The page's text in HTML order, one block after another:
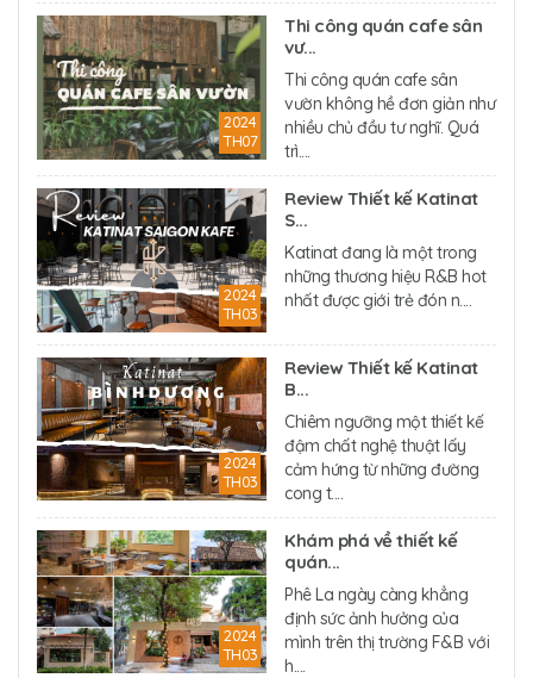
2024
TH07
Thi công quán cafe sân
vư...
Thi công quán cafe sân
vườn không hề đơn giản như
nhiều chủ đầu tư nghĩ. Quá
trì....
2024
TH03
Review Thiết kế Katinat
S...
Katinat đang là một trong
những thương hiệu R&B hot
nhất được giới trẻ đón n....
2024
TH03
Review Thiết kế Katinat
B...
Chiêm ngưỡng một thiết kế
đậm chất nghệ thuật lấy
cảm hứng từ những đường
cong t....
2024
TH03
Khám phá về thiết kế
quán...
Phê La ngày càng khẳng
định sức ảnh hưởng của
mình trên thị trường F&B với
h....